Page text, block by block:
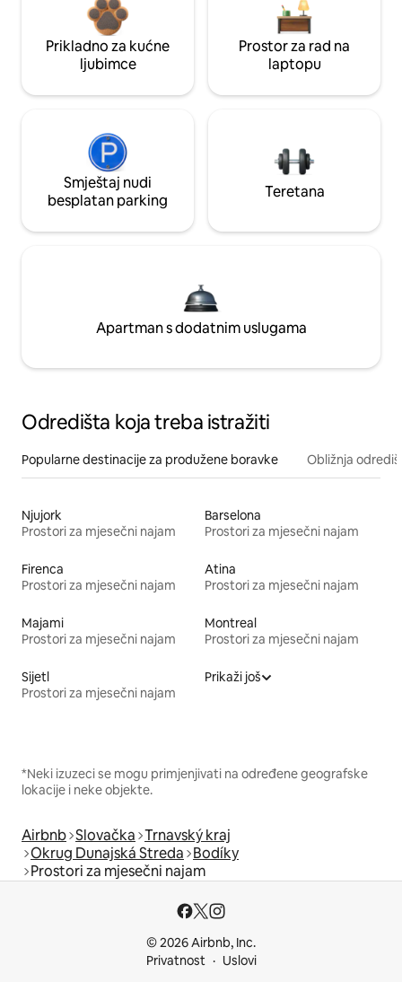
Prikladno za kućne
ljubimce
Prostor za rad na
laptopu
Smještaj nudi
besplatan parking
Teretana
Apartman s dodatnim uslugama
Odredišta koja treba istražiti
Popularne destinacije za produžene boravke Obližnja
Njujork
Prostori za mjesečni najam
Barselona
Prostori za mjesečni najam
Firenca
Prostori za mjesečni najam
Atina
Prostori za mjesečni najam
Majami
Prostori za mjesečni najam
Montreal
Prostori za mjesečni najam
Sijetl
Prostori za mjesečni najam
Prikaži još
*Neki izuzeci se mogu primjenjivati na određene geografske
lokacije i neke objekte.
Airbnb Slovačka Trnavský kraj
Okrug Dunajská Streda Bodíky
Prostori za mjesečni najam
© 2026 Airbnb, Inc.
Privatnost
Uslovi